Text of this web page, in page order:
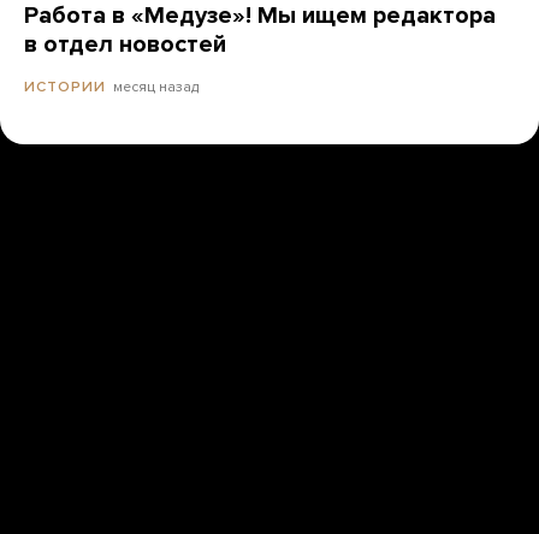
Работа в «Медузе»! Мы ищем редактора
в отдел новостей
ИСТОРИИ месяц назад